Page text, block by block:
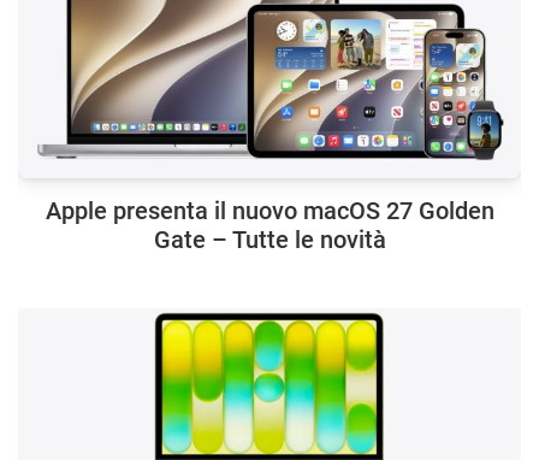
Apple presenta il nuovo macOS 27 Golden
Gate – Tutte le novità